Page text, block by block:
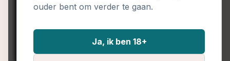
ouder bent om verder te gaan.
Ja, ik ben 18+